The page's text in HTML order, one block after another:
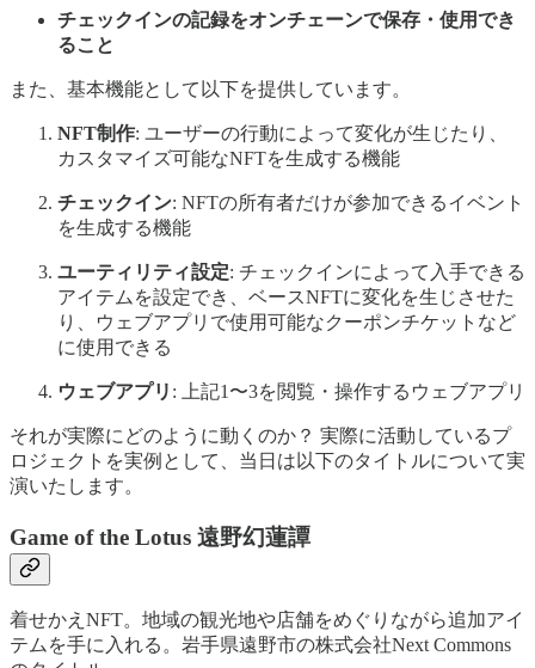
チェックインの記録をオンチェーンで保存・使用でき
ること
また、基本機能として以下を提供しています。
NFT制作: ユーザーの行動によって変化が生じたり、
カスタマイズ可能なNFTを生成する機能
チェックイン: NFTの所有者だけが参加できるイベント
を生成する機能
ユーティリティ設定: チェックインによって入手できる
アイテムを設定でき、ベースNFTに変化を生じさせた
り、ウェブアプリで使用可能なクーポンチケットなど
に使用できる
ウェブアプリ : 上記1〜3を閲覧・操作するウェブアプリ
それが実際にどのように動くのか？ 実際に活動しているプ
ロジェクトを実例として、当日は以下のタイトルについて実
演いたします。
Game of the Lotus 遠野幻蓮譚
着せかえNFT。地域の観光地や店舗をめぐりながら追加アイ
テムを手に入れる。岩手県遠野市の株式会社Next Commons